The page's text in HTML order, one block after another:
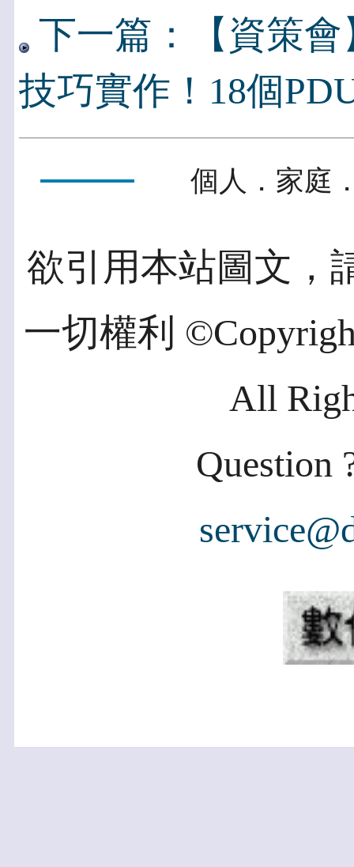
下一篇：【資策
技巧實作！18個
個人．家庭
欲引用本站圖文，
一切權利
All
Question